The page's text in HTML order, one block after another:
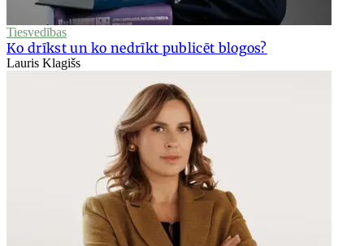
Tiesvedības
Ko drīkst un ko nedrīkt publicēt blogos?
Lauris Klagišs